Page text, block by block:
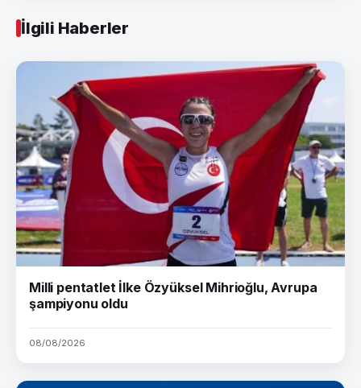
İlgili Haberler
Milli pentatlet İlke Özyüksel Mihrioğlu, Avrupa
şampiyonu oldu
08/08/2026